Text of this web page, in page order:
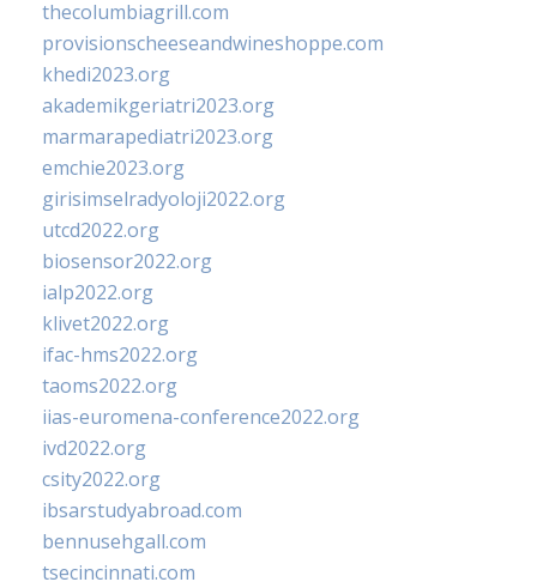
thecolumbiagrill.com
provisionscheeseandwineshoppe.com
khedi2023.org
akademikgeriatri2023.org
marmarapediatri2023.org
emchie2023.org
girisimselradyoloji2022.org
utcd2022.org
biosensor2022.org
ialp2022.org
klivet2022.org
ifac-hms2022.org
taoms2022.org
iias-euromena-conference2022.org
ivd2022.org
csity2022.org
ibsarstudyabroad.com
bennusehgall.com
tsecincinnati.com